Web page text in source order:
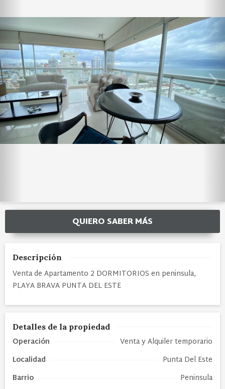
QUIERO SABER MÁS
Descripción
Venta de Apartamento 2 DORMITORIOS en peninsula,
PLAYA BRAVA PUNTA DEL ESTE
Detalles de la propiedad
Operación
Venta y Alquiler temporario
Localidad
Punta Del Este
Barrio
Peninsula